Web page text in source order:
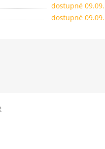
dostupné 09.09.
dostupné 09.09.